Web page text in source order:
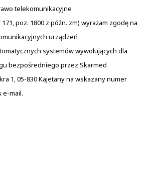
telekomunikacyjne
171, poz. 1800 z późn. zm) wyrażam zgodę na
urządzeń
systemów wywołujących dla
bezpośredniego przez Skarmed
1, 05-830 Kajetany na wskazany numer
e-mail.